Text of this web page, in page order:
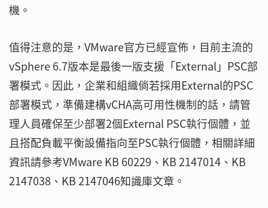
機。
值得注意的是，VMware官方已經宣佈，目前主流的
vSphere 6.7版本是最後一版支援「External」PSC部
署模式。因此，企業和組織倘若採用External的PSC
部署模式，準備建構vCHA高可用性機制的話，請管
理人員確保至少部署2個External PSC執行個體，並
且搭配負載平衡設備指向至PSC執行個體，相關詳細
資訊請參考VMware KB 60229、KB 2147014、KB
2147038、KB 2147046知識庫文章。